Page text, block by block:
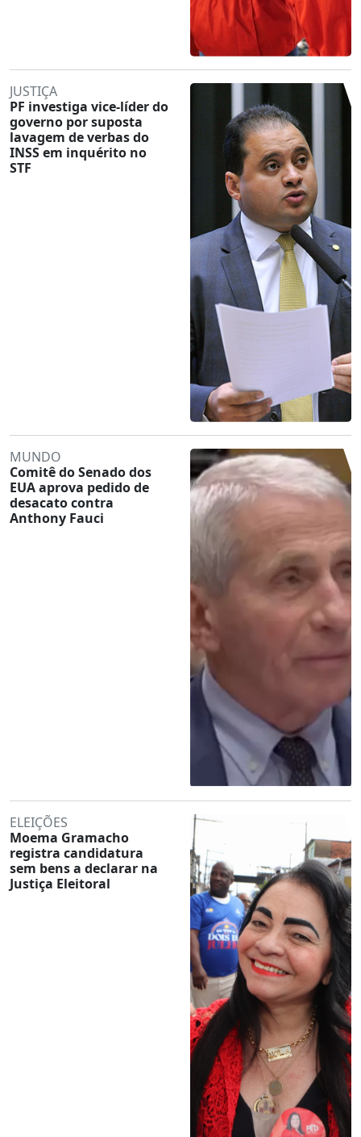
JUSTIÇA
PF investiga vice-líder do
governo por suposta
lavagem de verbas do
INSS em inquérito no
STF
MUNDO
Comitê do Senado dos
EUA aprova pedido de
desacato contra
Anthony Fauci
ELEIÇÕES
Moema Gramacho
registra candidatura
sem bens a declarar na
Justiça Eleitoral